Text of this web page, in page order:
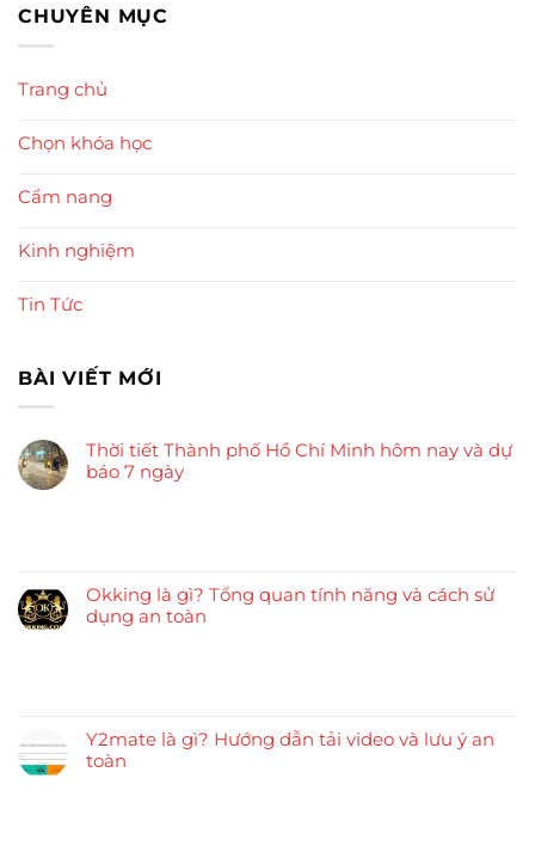
CHUYÊN MỤC
Trang chủ
Chọn khóa học
Cẩm nang
Kinh nghiệm
Tin Tức
BÀI VIẾT MỚI
Thời tiết Thành phố Hồ Chí Minh hôm nay và dự
báo 7 ngày
Okking là gì? Tổng quan tính năng và cách sử
dụng an toàn
Y2mate là gì? Hướng dẫn tải video và lưu ý an
toàn